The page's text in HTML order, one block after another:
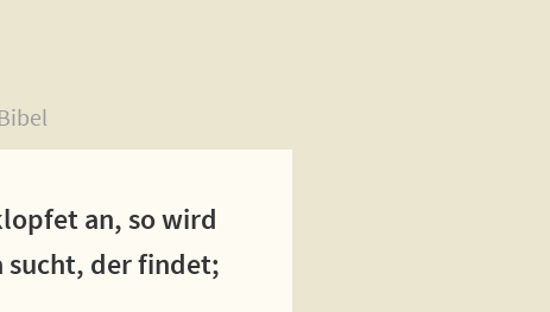
an, so wird
sucht, der findet;